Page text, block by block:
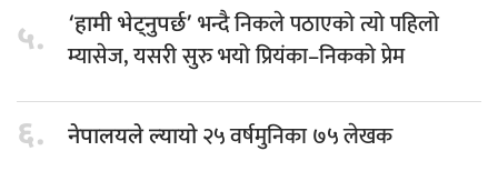
५. ‘हामी भेट्नुपर्छ’ भन्दै निकले पठाएको त्यो पहिलो
म्यासेज, यसरी सुरु भयो प्रियंका–निकको प्रेम
६. नेपालयले ल्यायो२५ वर्षमुनिका ७५ लेखक